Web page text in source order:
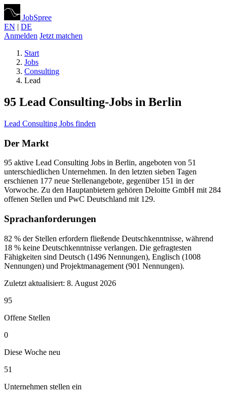
JobSpree
EN | DE
Anmelden Jetzt matchen
Start
Jobs
Consulting
Lead
95 Lead Consulting-Jobs in Berlin
Lead Consulting Jobs finden
Der Markt
95 aktive Lead Consulting Jobs in Berlin, angeboten von 51
unterschiedlichen Unternehmen. In den letzten sieben Tagen
erschienen 177 neue Stellenangebote, gegenüber 151 in der
Vorwoche. Zu den Hauptanbietern gehören Deloitte GmbH mit 284
offenen Stellen und PwC Deutschland mit 129.
Sprachanforderungen
82 % der Stellen erfordern fließende Deutschkenntnisse, während
18 % keine Deutschkenntnisse verlangen. Die gefragtesten
Fähigkeiten sind Deutsch (1496 Nennungen), Englisch (1008
Nennungen) und Projektmanagement (901 Nennungen).
Zuletzt aktualisiert: 8. August 2026
95
Offene Stellen
0
Diese Woche neu
51
Unternehmen stellen ein